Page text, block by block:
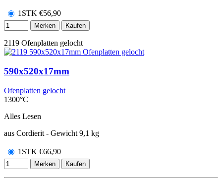
1STK €56,90
Merken Kaufen
2119 Ofenplatten gelocht
590x520x17mm
Ofenplatten gelocht
1300°C
Alles Lesen
aus Cordierit - Gewicht 9,1 kg
1STK €66,90
Merken Kaufen